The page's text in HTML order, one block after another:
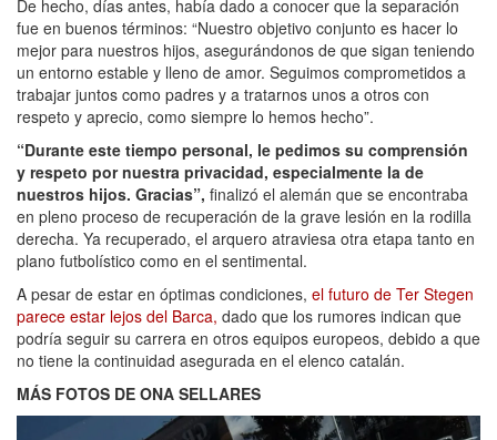
De hecho, días antes, había dado a conocer que la separación
fue en buenos términos: “Nuestro objetivo conjunto es hacer lo
mejor para nuestros hijos, asegurándonos de que sigan teniendo
un entorno estable y lleno de amor. Seguimos comprometidos a
trabajar juntos como padres y a tratarnos unos a otros con
respeto y aprecio, como siempre lo hemos hecho”.
“Durante este tiempo personal, le pedimos su comprensión
y respeto por nuestra privacidad, especialmente la de
nuestros hijos. Gracias”, finalizó el alemán que se encontraba
en pleno proceso de recuperación de la grave lesión en la rodilla
derecha. Ya recuperado, el arquero atraviesa otra etapa tanto en
plano futbolístico como en el sentimental.
A pesar de estar en óptimas condiciones, el futuro de Ter Stegen
parece estar lejos del Barca, dado que los rumores indican que
podría seguir su carrera en otros equipos europeos, debido a que
no tiene la continuidad asegurada en el elenco catalán.
MÁS FOTOS DE ONA SELLARES